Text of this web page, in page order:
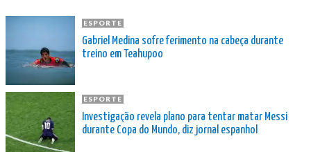
ESPORTE
Gabriel Medina sofre ferimento na cabeça durante
treino em Teahupoo
ESPORTE
Investigação revela plano para tentar matar Messi
durante Copa do Mundo, diz jornal espanhol